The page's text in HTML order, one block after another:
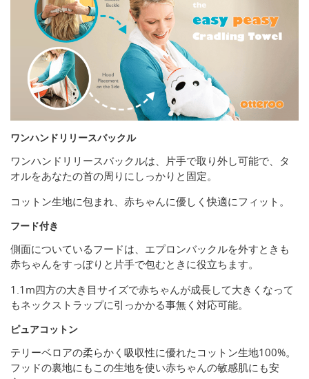
ワンハンドリリースバックル
ワンハンドリリースバックルは、片手で取り外し可能で、タ
オルをあなたの首の周りにしっかりと固定。
コットン生地に包まれ、赤ちゃんに優しく快適にフィット。
フード付き
側面についているフードは、エプロンバックルを外すときも
赤ちゃんをすっぽりと片手で包むときに役立ちます。
1.1m四方の大き目サイズで赤ちゃんが成長して大きくなって
もネックストラップに引っかかる事無く対応可能。
ピュアコットン
テリーベロアの柔らかく吸収性に優れたコットン生地100%。
フッドの裏地にもこの生地を使い赤ちゃんの敏感肌にも安